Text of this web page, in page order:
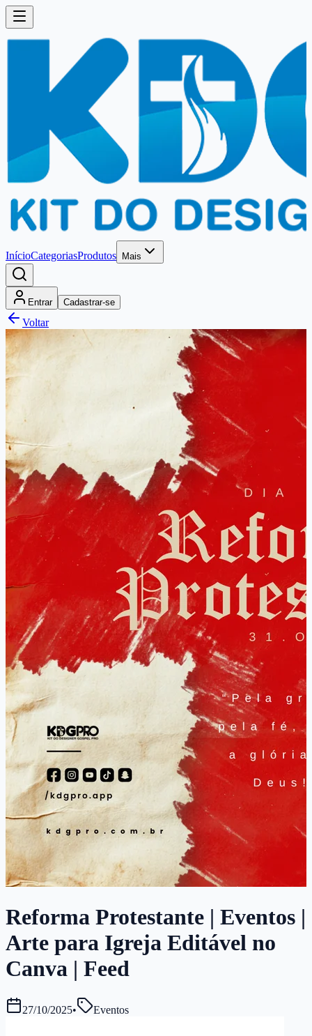
InícioCategoriasProdutos Mais
Entrar Cadastrar-se
Voltar
Reforma Protestante | Eventos |
Arte para Igreja Editável no
Canva | Feed
27/10/2025• Eventos